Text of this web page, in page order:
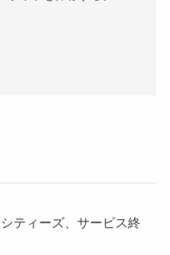
ティーズ、サービス終